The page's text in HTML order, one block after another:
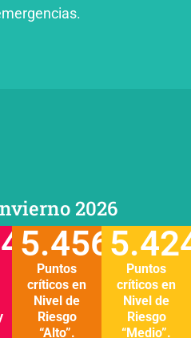
2026
5.456
Puntos
críticos en
Nivel de
Riesgo
“Alto”.
Puntos
críticos en
Nivel de
Riesgo
“Medio”.